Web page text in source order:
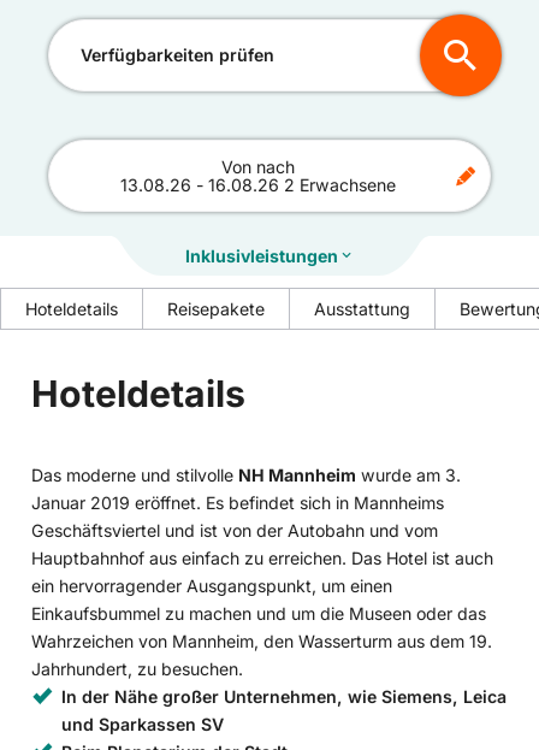
Verfügbarkeiten prüfen
Von nach
13.08.26 - 16.08.26 2 Erwachsene
Inklusivleistungen
Hoteldetails Reisepakete Ausstattung
Hoteldetails
Das moderne und stilvolle NH Mannheim wurde am 3.
Januar 2019 eröffnet. Es befindet sich in Mannheims
Geschäftsviertel und ist von der Autobahn und vom
Hauptbahnhof aus einfach zu erreichen. Das Hotel ist auch
ein hervorragender Ausgangspunkt, um einen
Einkaufsbummel zu machen und um die Museen oder das
Wahrzeichen von Mannheim, den Wasserturm aus dem 19.
Jahrhundert, zu besuchen.
In der Nähe großer Unternehmen, wie Siemens, Leica
und Sparkassen SV